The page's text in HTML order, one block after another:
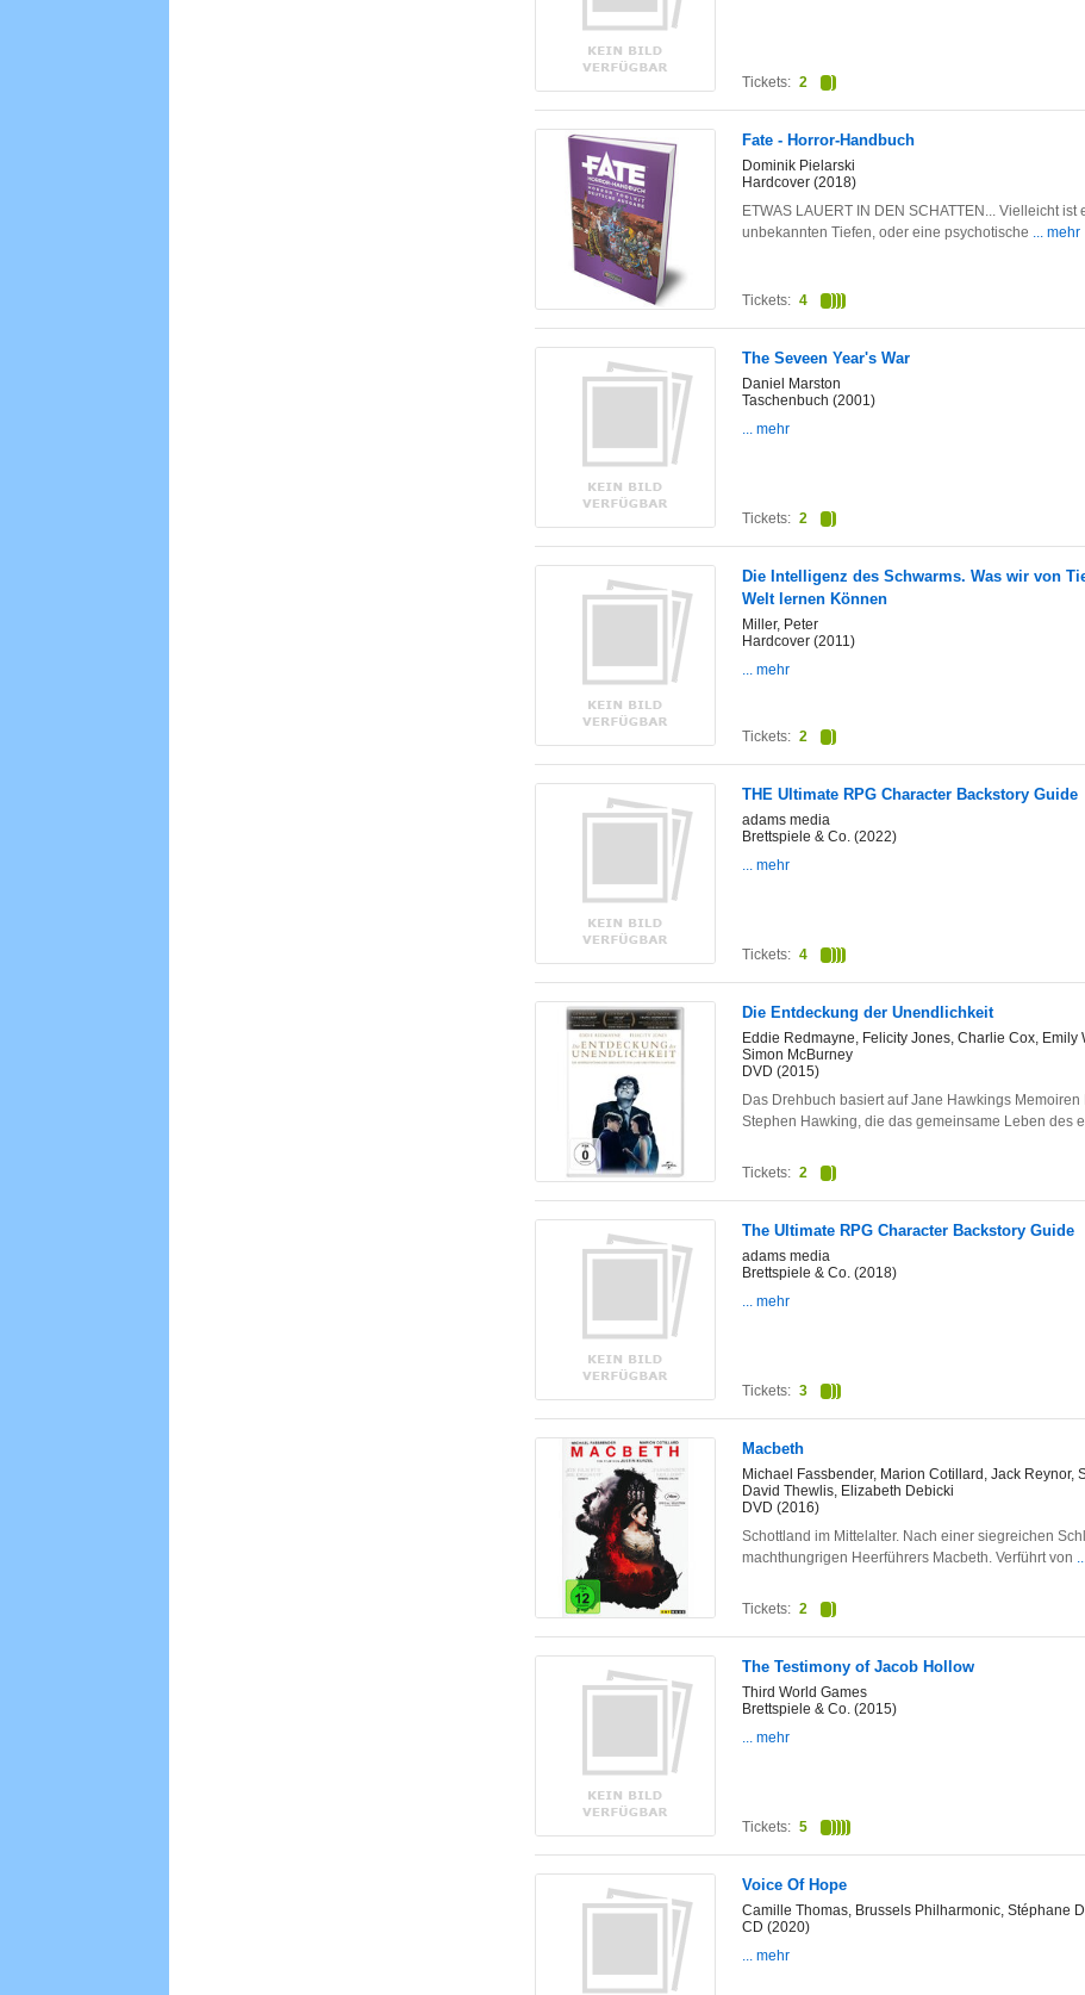
Tickets: 2
Fate - Horror-Handbuch
Dominik Pielarski
Hardcover (2018)
ETWAS LAUERT IN DEN SCHATTEN... Vielleicht
unbekannten Tiefen, oder eine psychotische ... mehr
Tickets: 4
The Seveen Year's War
Daniel Marston
Taschenbuch (2001)
... mehr
Tickets: 2
Die Intelligenz des Schwarms. Was wir von
Welt lernen Können
Miller, Peter
Hardcover (2011)
... mehr
Tickets: 2
THE Ultimate RPG Character Backstory Guide
adams media
Brettspiele & Co. (2022)
... mehr
Tickets: 4
Die Entdeckung der Unendlichkeit
Eddie Redmayne, Felicity Jones, Charlie Cox,
Simon McBurney
DVD (2015)
Das Drehbuch basiert auf Jane Hawkings
Stephen Hawking, die das gemeinsame Leben des
Tickets: 2
The Ultimate RPG Character Backstory Guide
adams media
Brettspiele & Co. (2018)
... mehr
Tickets: 3
Macbeth
Michael Fassbender, Marion Cotillard, Jack
David Thewlis, Elizabeth Debicki
DVD (2016)
Schottland im Mittelalter. Nach einer siegreichen
machthungrigen Heerführers Macbeth. Verführt von
Tickets: 2
The Testimony of Jacob Hollow
Third World Games
Brettspiele & Co. (2015)
... mehr
Tickets: 5
Voice Of Hope
Camille Thomas, Brussels Philharmonic, Stéphane
CD (2020)
... mehr